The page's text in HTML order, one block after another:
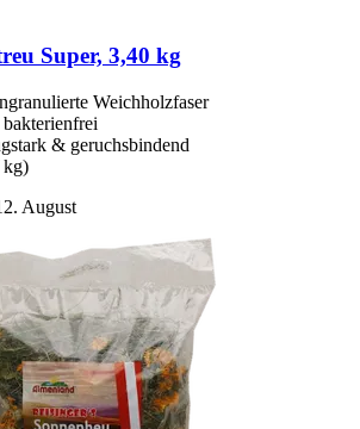
Super, 3,40 kg
Weichholzfaser
& geruchsbindend
kg)
August